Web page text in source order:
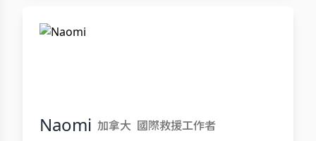
Naomi 加拿大 國際救援工作者